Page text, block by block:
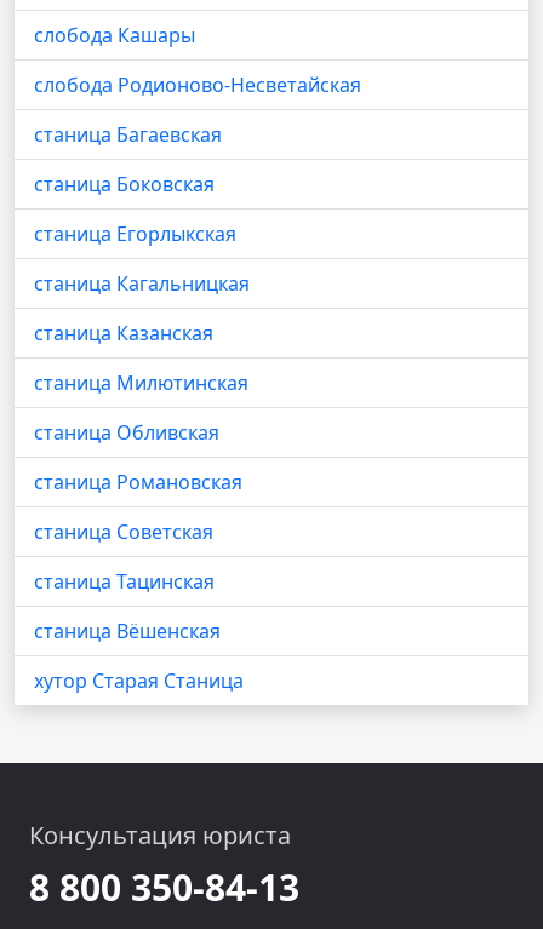
слобода Кашары
слобода Родионово-Несветайская
станица Багаевская
станица Боковская
станица Егорлыкская
станица Кагальницкая
станица Казанская
станица Милютинская
станица Обливская
станица Романовская
станица Советская
станица Тацинская
станица Вёшенская
хутор Старая Станица
Консультация юриста
8 800 350-84-13